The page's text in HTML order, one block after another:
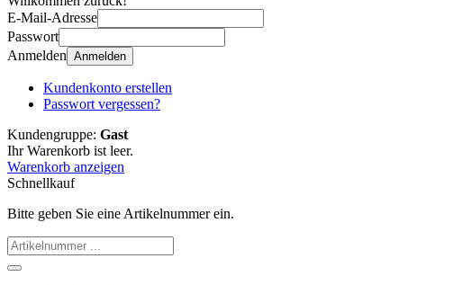
E-Mail-Adresse
Passwort
Anmelden Anmelden
Kundenkonto erstellen
Passwort vergessen?
Kundengruppe: Gast
Ihr Warenkorb ist leer.
Warenkorb anzeigen
Schnellkauf
Bitte geben Sie eine Artikelnummer ein.